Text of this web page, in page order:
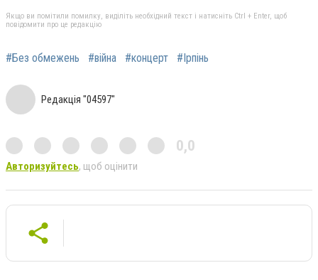
Якщо ви помітили помилку, виділіть необхідний текст і натисніть Ctrl + Enter, щоб
повідомити про це редакцію
#Без обмежень #війна #концерт #Ірпінь
Редакція "04597"
0,0
Авторизуйтесь, щоб оцінити